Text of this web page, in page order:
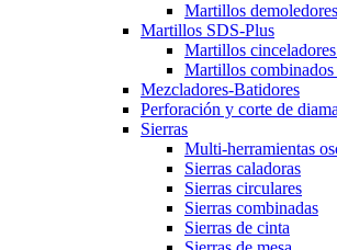
Martillos
Martillos SDS-Plus
Martillos
Martillos
Mezcladores-Batidores
Perforación y corte de
Sierras
Multi-herramientas
Sierras caladoras
Sierras circulares
Sierras combinadas
Sierras de cinta